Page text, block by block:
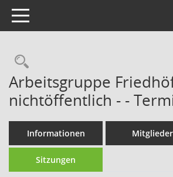
Toggle navigation
Rechercheauswahl
Arbeitsgruppe
nichtöffentlich - -
Informationen Mitglieder
Sitzungen